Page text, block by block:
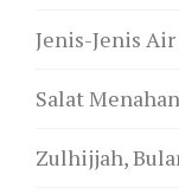
Jenis-Jenis
Salat
Zulhijjah,